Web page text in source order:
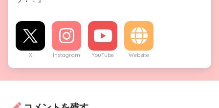
X Instagram YouTube Website